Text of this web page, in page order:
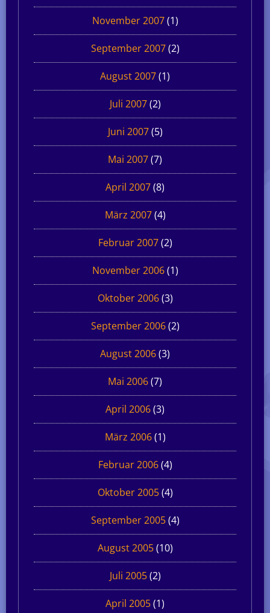
November 2007(1)
September 2007(2)
August 2007(1)
Juli 2007(2)
Juni 2007(5)
Mai 2007(7)
April 2007(8)
März 2007(4)
Februar 2007(2)
November 2006(1)
Oktober 2006(3)
September 2006(2)
August 2006(3)
Mai 2006(7)
April 2006(3)
März 2006(1)
Februar 2006(4)
Oktober 2005(4)
September 2005(4)
August 2005(10)
Juli 2005(2)
April 2005(1)